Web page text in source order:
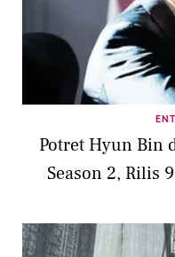
Potret Hyun Bin
Season 2, Rilis